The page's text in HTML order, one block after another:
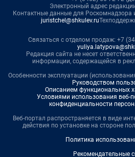
Электронный адрес
Контактные данные для Роскомнадзора
juristchel@shkulev.ru
Связаться с отделом продаж: +7
Редакция сайта не несет
информации, содержащейся в
Особенности эксплуатации
Руководством
Описанием функциональных
Условиями использования веб-
конфиденциальности
Веб-портал распространяется в виде
действия по установке на стороне
Политика
Рекомендательные